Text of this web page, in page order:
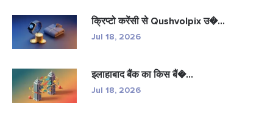
क्रिप्टो करेंसी से Qushvolpix उ�...
Jul 18, 2026
इलाहाबाद बैंक का किस बैं�...
Jul 18, 2026